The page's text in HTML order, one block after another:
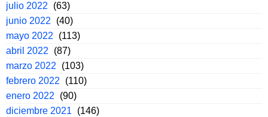
julio 2022
(63)
junio 2022
(40)
mayo 2022
(113)
abril 2022
(87)
marzo 2022
(103)
febrero 2022
(110)
enero 2022
(90)
diciembre 2021
(146)